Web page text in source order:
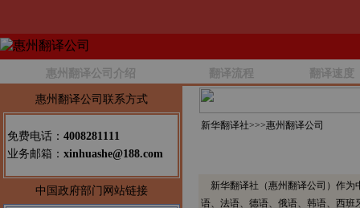
惠州翻译公司介绍 翻译流程 翻译速度
惠州翻译公司联系方式
免费电话： 4008281111
业务邮箱： xinhuashe@188.com
中国政府部门网站链接
新华翻译社>>>惠州翻译公司
新华翻译社（惠州翻译公司）作为
语、法语、德语、俄语、韩语、西